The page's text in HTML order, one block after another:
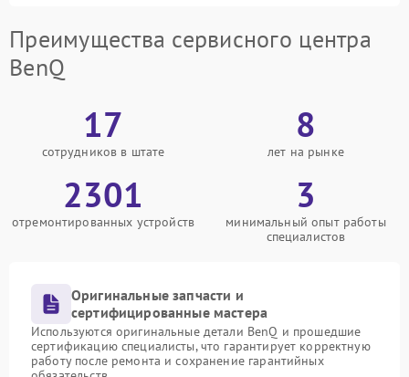
Преимущества сервисного центра
BenQ
17
сотрудников в штате
8
лет на рынке
2301
отремонтированных устройств
3
минимальный опыт работы
специалистов
Оригинальные запчасти и
сертифицированные мастера
Используются оригинальные детали BenQ и прошедшие
сертификацию специалисты, что гарантирует корректную
работу после ремонта и сохранение гарантийных